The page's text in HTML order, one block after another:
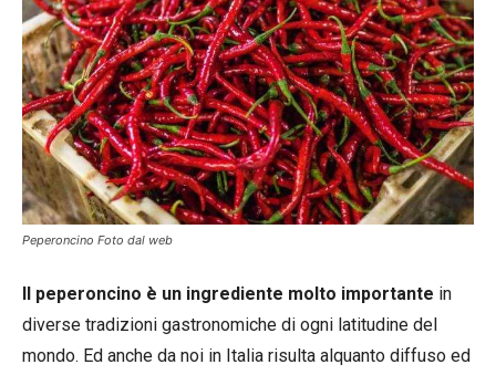
Peperoncino Foto dal web
Il peperoncino è un ingrediente molto importante in
diverse tradizioni gastronomiche di ogni latitudine del
mondo. Ed anche da noi in Italia risulta alquanto diffuso ed